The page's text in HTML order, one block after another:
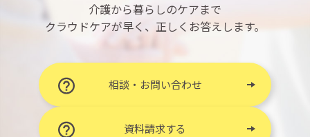
介護から暮らしのケアまで
クラウドケアが早く、正しくお答えします。
相談・お問い合わせ
資料請求する